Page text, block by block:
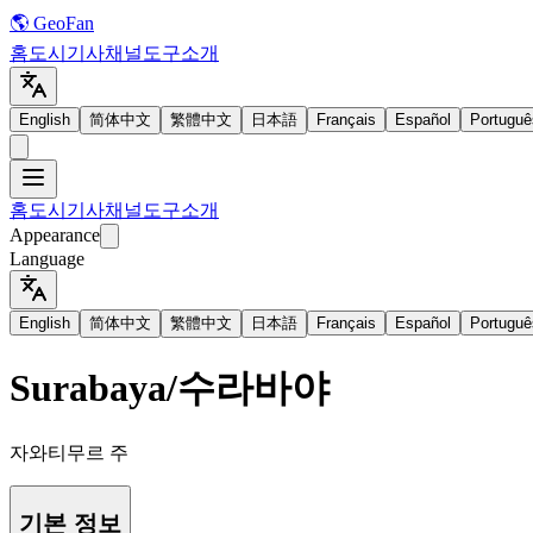
🌎 GeoFan
홈도시 기사채널 도구소개
English 简体中文 繁體中文 日本語 Français Español
홈도시 기사채널 도구소개
Appearance
Language
English 简体中文 繁體中文 日本語 Français Español
Surabaya/수라바야
자와티무르 주
기본 정보